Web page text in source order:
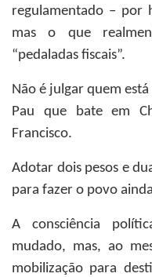
regulamentado – por
mas o que
“pedaladas fiscais”.
Não é julgar quem
Pau que bate em
Francisco.
Adotar dois pesos e
para fazer o povo
A consciência
mudado, mas, ao
mobilização para